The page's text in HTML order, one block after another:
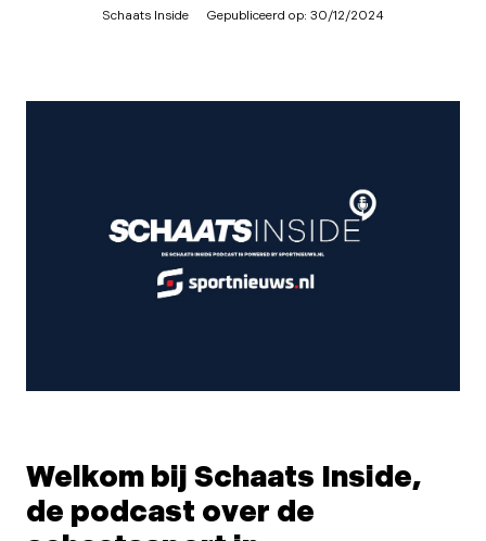
Schaats Inside Gepubliceerd op: 30/12/2024
Welkom bij Schaats Inside,
de podcast over de